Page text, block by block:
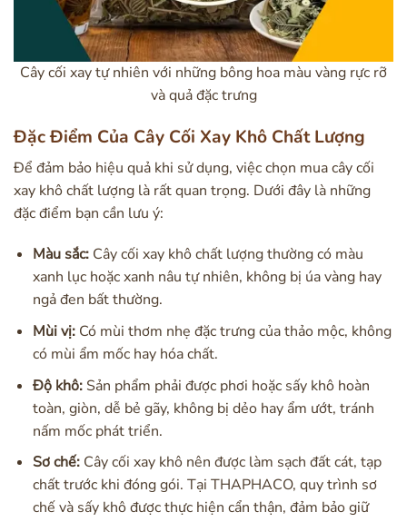
Cây cối xay tự nhiên với những bông hoa màu vàng rực rỡ
và quả đặc trưng
Đặc Điểm Của Cây Cối Xay Khô Chất Lượng
Để đảm bảo hiệu quả khi sử dụng, việc chọn mua cây cối
xay khô chất lượng là rất quan trọng. Dưới đây là những
đặc điểm bạn cần lưu ý:
Màu sắc:Cây cối xay khô chất lượng thường có màu
xanh lục hoặc xanh nâu tự nhiên, không bị úa vàng hay
ngả đen bất thường.
Mùi vị:Có mùi thơm nhẹ đặc trưng của thảo mộc, không
có mùi ẩm mốc hay hóa chất.
Độ khô:Sản phẩm phải được phơi hoặc sấy khô hoàn
toàn, giòn, dễ bẻ gãy, không bị dẻo hay ẩm ướt, tránh
nấm mốc phát triển.
Sơ chế:Cây cối xay khô nên được làm sạch đất cát, tạp
chất trước khi đóng gói. Tại THAPHACO, quy trình sơ
chế và sấy khô được thực hiện cẩn thận, đảm bảo giữ